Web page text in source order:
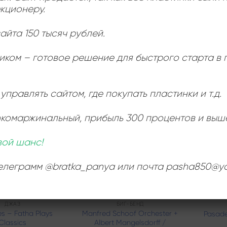
Studio Brno –
Пластиночка
Add to
wishlist
ДЖАЗ
– Fatha Plays
Add to
wishlist
Manfred Schoof Orchester +
Albert Mangelsdorff /
150 тысяч рублей.
– готовое решение для быстрого старта в
сайтом, где покупать пластинки и т.д.
, прибыль 300 процентов и
шанс!
@bratka_panya или почта